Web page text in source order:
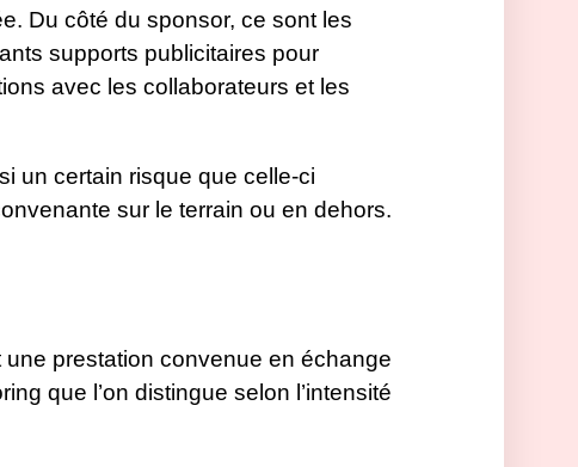
Du côté du sponsor, ce sont les
supports publicitaires pour
avec les collaborateurs et les
un certain risque que celle-ci
sur le terrain ou en dehors.
prestation convenue en échange
que l’on distingue selon l’intensité